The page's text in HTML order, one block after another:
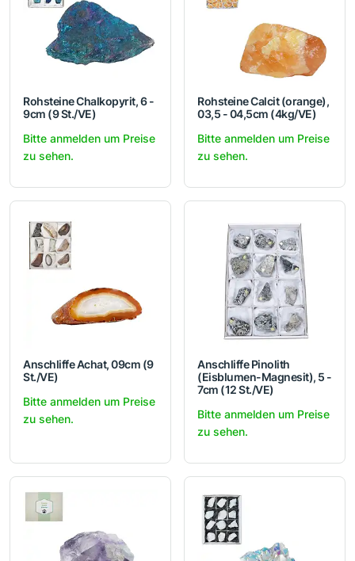
Rohsteine Chalkopyrit, 6 -
9cm (9 St./VE)
Bitte anmelden um Preise
zu sehen.
Rohsteine Calcit (orange),
03,5 - 04,5cm (4kg/VE)
Bitte anmelden um Preise
zu sehen.
Anschliffe Achat, 09cm (9
St./VE)
Bitte anmelden um Preise
zu sehen.
Anschliffe Pinolith
(Eisblumen-Magnesit), 5 -
7cm (12 St./VE)
Bitte anmelden um Preise
zu sehen.